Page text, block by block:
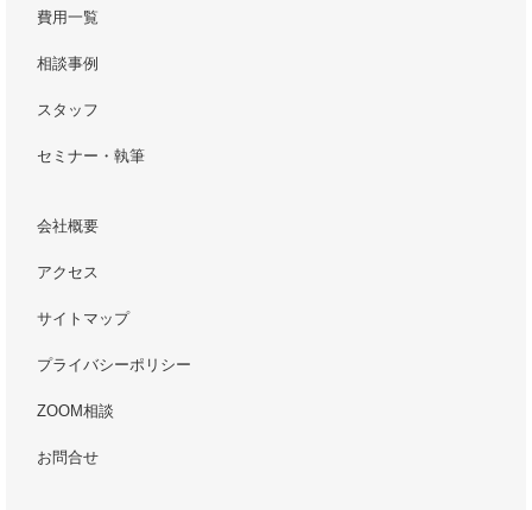
費用一覧
相談事例
スタッフ
セミナー・執筆
会社概要
アクセス
サイトマップ
プライバシーポリシー
ZOOM相談
お問合せ